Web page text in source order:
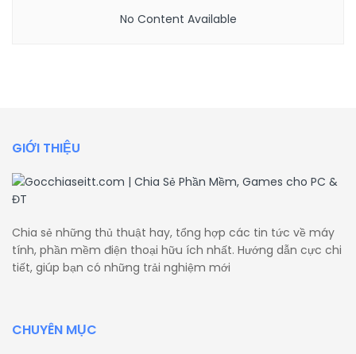
No Content Available
GIỚI THIỆU
Chia sẻ những thủ thuật hay, tổng hợp các tin tức về máy
tính, phần mềm điện thoại hữu ích nhất. Hướng dẫn cực chi
tiết, giúp bạn có những trải nghiệm mới
CHUYÊN MỤC